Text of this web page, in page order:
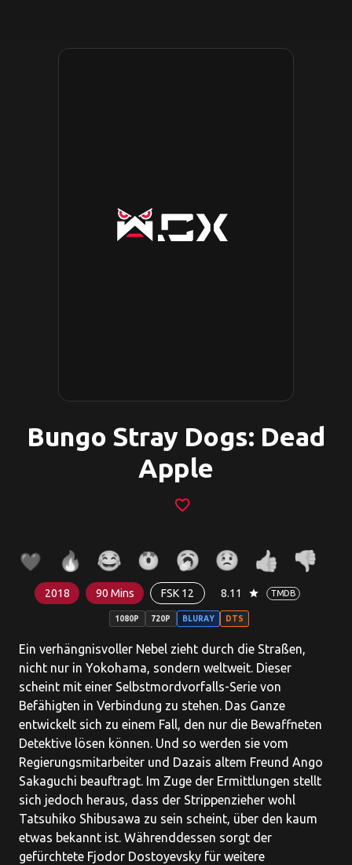
Bungo Stray Dogs: Dead
Apple
favorite_border
2018 90 Mins FSK 12 8.11 star TMDB
1080P 720P BLURAY DTS
Ein verhängnisvoller Nebel zieht durch die Straßen,
nicht nur in Yokohama, sondern weltweit. Dieser
scheint mit einer Selbstmordvorfalls-Serie von
Befähigten in Verbindung zu stehen. Das Ganze
entwickelt sich zu einem Fall, den nur die Bewaffneten
Detektive lösen können. Und so werden sie vom
Regierungsmitarbeiter und Dazais altem Freund Ango
Sakaguchi beauftragt. Im Zuge der Ermittlungen stellt
sich jedoch heraus, dass der Strippenzieher wohl
Tatsuhiko Shibusawa zu sein scheint, über den kaum
etwas bekannt ist. Währenddessen sorgt der
gefürchtete Fjodor Dostoyevsky für weitere